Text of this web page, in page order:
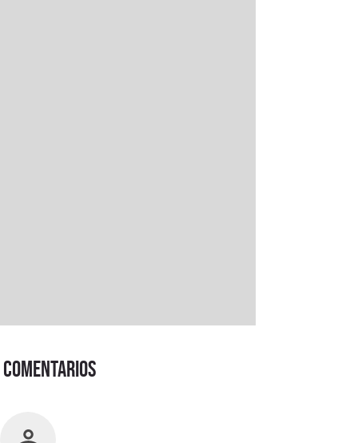
Comentarios